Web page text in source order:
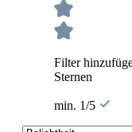
Filter
Sternen
min. 1/5